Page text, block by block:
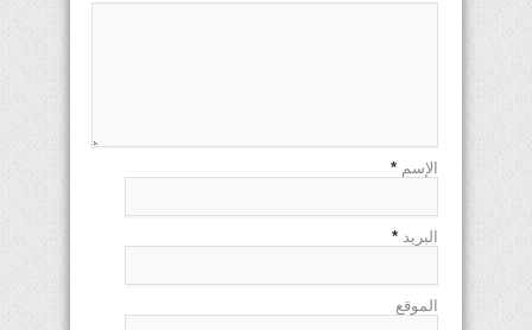
الإسم *
البريد *
الموقع